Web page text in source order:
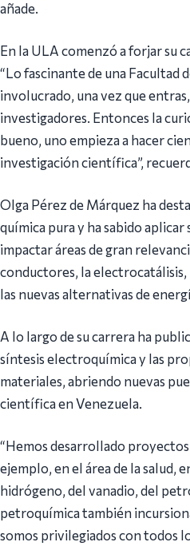
añade.
En la ULA comenzó a forjar su
“Lo fascinante de una Facultad
involucrado, una vez que
investigadores. Entonces la
bueno, uno empieza a hacer
investigación científica”,
Olga Pérez de Márquez ha
química pura y ha sabido
impactar áreas de gran
conductores, la
las nuevas alternativas de
A lo largo de su carrera ha
síntesis electroquímica y las
materiales, abriendo nuevas
científica en Venezuela.
“Hemos desarrollado
ejemplo, en el área de la salud,
hidrógeno, del vanadio, del
petroquímica también
somos privilegiados con todos